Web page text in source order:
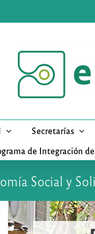
Secretarías
de Integración
Social y